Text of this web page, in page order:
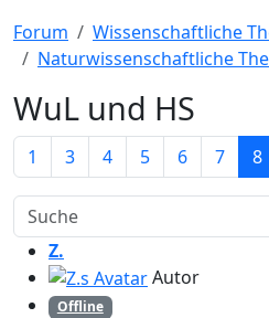
Forum
Wissenschaftliche
Naturwissenschaftliche
WuL und HS
1 3 4 5 6 7 8
Z.
Autor
Offline